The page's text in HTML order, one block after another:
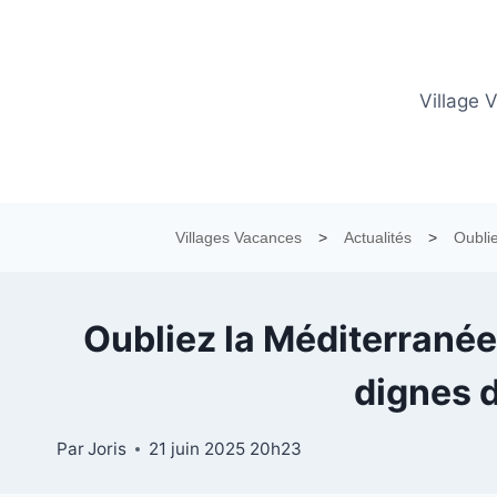
Village
Villages Vacances > Actualités >
Oubliez la
dignes
ParJoris 21 juin 2025 20h23